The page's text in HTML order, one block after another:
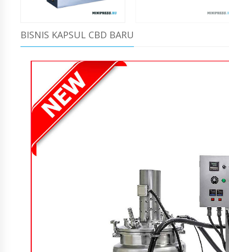
BISNIS KAPSUL CBD BARU